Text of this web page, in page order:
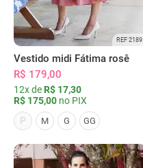
REF 2189
Vestido midi Fátima rosê
R$ 179,00
12x de R$ 17,30
R$ 175,00 no PIX
P
M G GG